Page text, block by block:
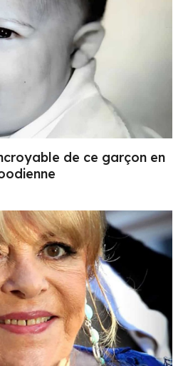
de ce garçon en